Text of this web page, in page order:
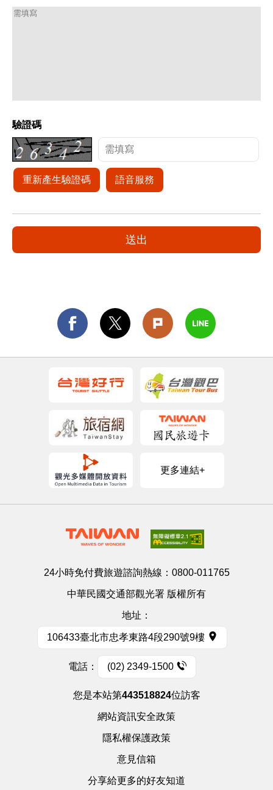
驗證碼
重新產生驗證碼 語音服務
更多連結+
24小時免付費旅遊諮詢熱線： 0800-011765
中華民國交通部觀光署 版權所有
地址：
106433臺北市忠孝東路4段290號9樓
電話： (02) 2349-1500
您是本站第443518824位訪客
網站資訊安全政策
隱私權保護政策
意見信箱
分享給更多的好友知道